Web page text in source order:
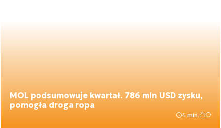
MOL podsumowuje kwartał. 786 mln USD zysku,
pomogła droga ropa
4 min.